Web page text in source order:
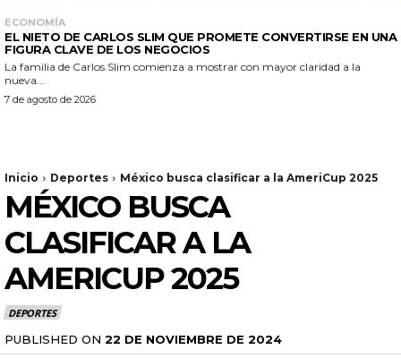
ECONOMÍA
EL NIETO DE CARLOS SLIM QUE PROMETE CONVERTIRSE EN UNA
FIGURA CLAVE DE LOS NEGOCIOS
La familia de Carlos Slim comienza a mostrar con mayor claridad a la
nueva...
7 de agosto de 2026